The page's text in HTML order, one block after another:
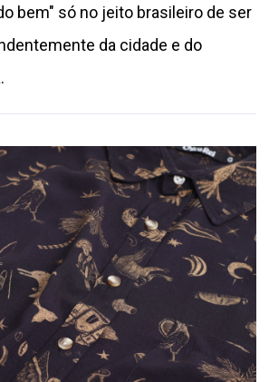
bem" só no jeito brasileiro de ser
da cidade e do